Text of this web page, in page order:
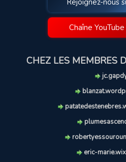
Rejoignez-nous
Chaîne
CHEZ LES MEMBRES
eric-